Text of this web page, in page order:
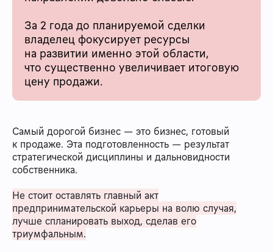
За 2 года до планируемой сделки
владелец фокусирует ресурсы
на развитии именно этой области,
что существенно увеличивает итоговую
цену продажи.
Самый дорогой бизнес — это бизнес, готовый
к продаже. Эта подготовленность — результат
стратегической дисциплины и дальновидности
собственника.
Не стоит оставлять главный акт
предпринимательской карьеры на волю случая,
лучше спланировать выход, сделав его
триумфальным.